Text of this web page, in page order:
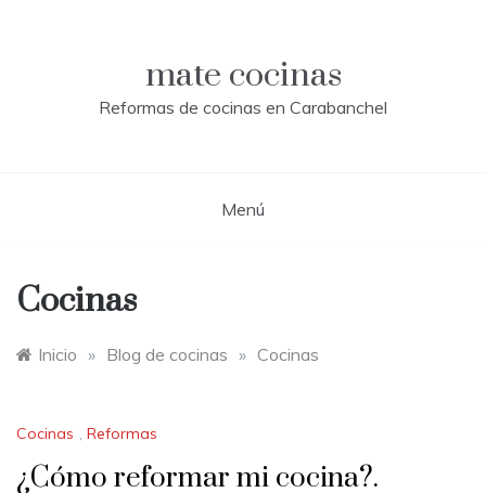
mate cocinas
Reformas de cocinas en Carabanchel
Menú
Cocinas
Inicio » Blog de cocinas » Cocinas
Cocinas , Reformas
¿Cómo reformar mi cocina?.